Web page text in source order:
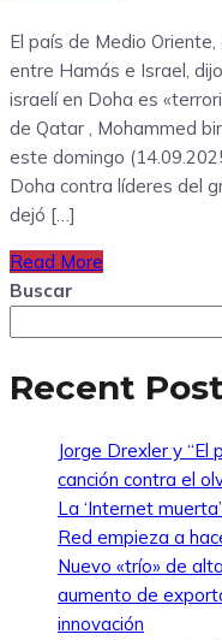
El país de Medio
entre Hamás e Israel,
israelí en Doha es
de Qatar , Mohammed
este domingo
Doha contra líderes del
dejó […]
Read More
Buscar
Recent
Jorge Drexler y “El
canción contra el
La ‘Internet
Red empieza a
Nuevo «trío» de
aumento de
innovación